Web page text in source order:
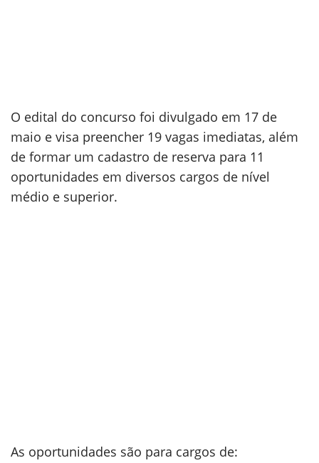
O edital do concurso foi divulgado em 17 de
maio e visa preencher 19 vagas imediatas, além
de formar um cadastro de reserva para 11
oportunidades em diversos cargos de nível
médio e superior.
As oportunidades são para cargos de: